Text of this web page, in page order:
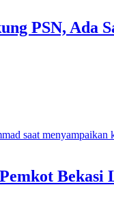
PSN, Ada
Bekasi